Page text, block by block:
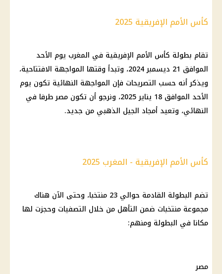
كأس الأمم الإفريقية 2025
تقام بطولة كأس الأمم الإفريقية في المغرب يوم الأحد
الموافق 21
ديسمبر 2024
، وتبدأ وقتها المواجهة الافتتاحية،
ويذكر أنه حسب التصريحات فإن المواجهة النهائية تكون يوم
الأحد الموافق 18
يناير 2025
، ونرجو أن تكون مصر طرفا في
النهائي، وتعيد أمجاد الجيل الذهبي من جديد.
كأس الأمم الإفريقية - المغرب 2025
تضم البطولة القادمة حوالي 23 منتخبا، وحتى الآن هناك
مجموعة منتخبات ضمن التأهل من خلال التصفيات وحجزت لها
مكانا في البطولة ومنهم:
مصر